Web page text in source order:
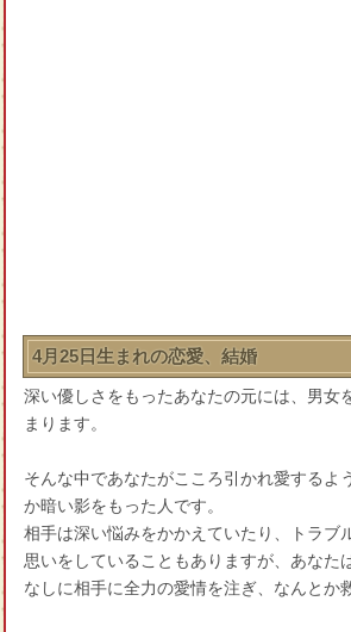
4月25日生まれの恋愛、結婚
深い優しさをもったあなたの元には、男女
まります。
そんな中であなたがこころ引かれ愛するよ
か暗い影をもった人です。
相手は深い悩みをかかえていたり、トラブ
思いをしていることもありますが、あなた
なしに相手に全力の愛情を注ぎ、なんとか